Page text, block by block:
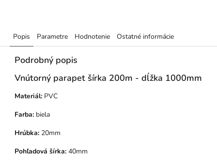
Popis Parametre Hodnotenie Ostatné informácie
Podrobný popis
Vnútorný parapet šírka 200m - dĺžka 1000mm
Materiál: PVC
Farba: biela
Hrúbka: 20mm
Pohľadová šírka: 40mm